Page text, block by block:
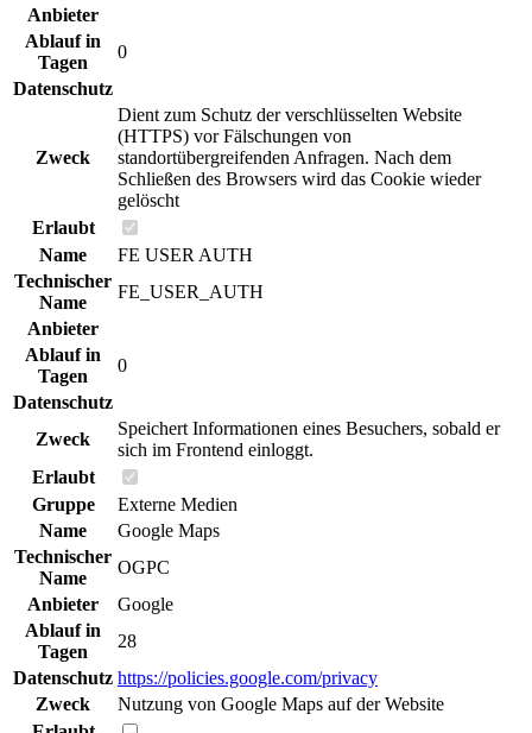
Anbieter
Ablauf in
Tagen
0
Datenschutz
Zweck
Dient zum Schutz der verschlüsselten Website
(HTTPS) vor Fälschungen von
standortübergreifenden Anfragen. Nach dem
Schließen des Browsers wird das Cookie wieder
gelöscht
Erlaubt
Name
FE USER AUTH
Technischer
Name
FE_USER_AUTH
Anbieter
Ablauf in
Tagen
0
Datenschutz
Zweck
Speichert Informationen eines Besuchers, sobald er
sich im Frontend einloggt.
Erlaubt
Gruppe
Externe Medien
Name
Google Maps
Technischer
Name
OGPC
Anbieter
Google
Ablauf in
Tagen
28
Datenschutz https://policies.google.com/privacy
Zweck
Nutzung von Google Maps auf der Website